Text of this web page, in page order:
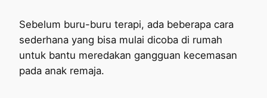
Sebelum buru-buru terapi, ada beberapa cara
sederhana yang bisa mulai dicoba di rumah
untuk bantu meredakan gangguan kecemasan
pada anak remaja.